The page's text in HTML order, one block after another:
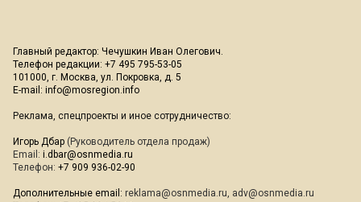
Главный редактор: Чечушкин Иван Олегович.
Телефон редакции: +7 495 795-53-05
101000, г. Москва, ул. Покровка, д. 5
E-mail: info@mosregion.info
Реклама, спецпроекты и иное сотрудничество:
Игорь Дбар (Руководитель отдела продаж)
Email: i.dbar@osnmedia.ru
Телефон: +7 909 936-02-90
Дополнительные email: reklama@osnmedia.ru, adv@osnmedia.ru